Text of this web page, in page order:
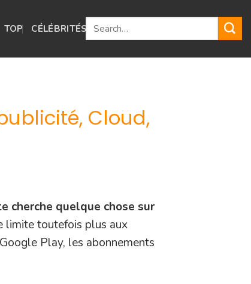
TOP CÉLÉBRITÉS GUIDES
Cloud,
cherche quelque chose sur
limite toutefois plus aux
Play, les abonnements